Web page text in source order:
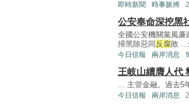
即時新聞 時事脈搏
公安奉命深挖黑
全國公安機關黨風廉
掃黑除惡同 反腐敗 ...
今日信報 兩岸消息
王岐山續膺人代
... 主管金融。過去5
今日信報 兩岸消息